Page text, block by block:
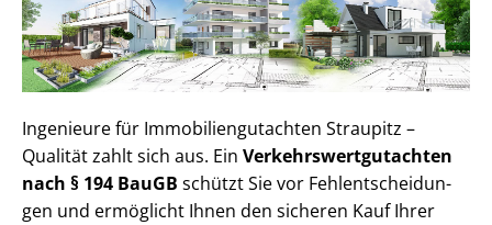
Ingenieure für Im­mo­bi­li­en­gut­ach­ten Straupitz –
Qualität zahlt sich aus. Ein Ver­kehrs­wert­gut­ach­ten
nach § 194 BauGB schützt Sie vor Fehl­ent­schei­dun­
gen und ermöglicht Ihnen den sicheren Kauf Ihrer